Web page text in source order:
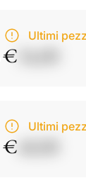
Ultimi
€ 34,00
Ultimi
€